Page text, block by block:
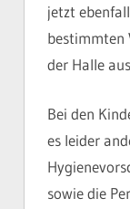
jetzt
bestimmten
der Halle
Bei den
es leider
sowie die